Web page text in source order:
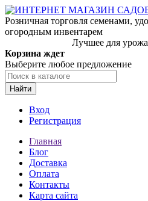
Розничная торговля семенами,
огородным инвентарем
Лучшее для
Корзина ждет
Выберите любое предложение
Найти
Вход
Регистрация
Главная
Блог
Доставка
Оплата
Контакты
Карта сайта